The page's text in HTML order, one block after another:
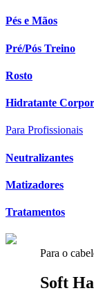
Pés e Mãos
Pré/Pós Treino
Rosto
Hidratante
Para Profissionais
Neutralizantes
Matizadores
Tratamentos
Para o
Soft